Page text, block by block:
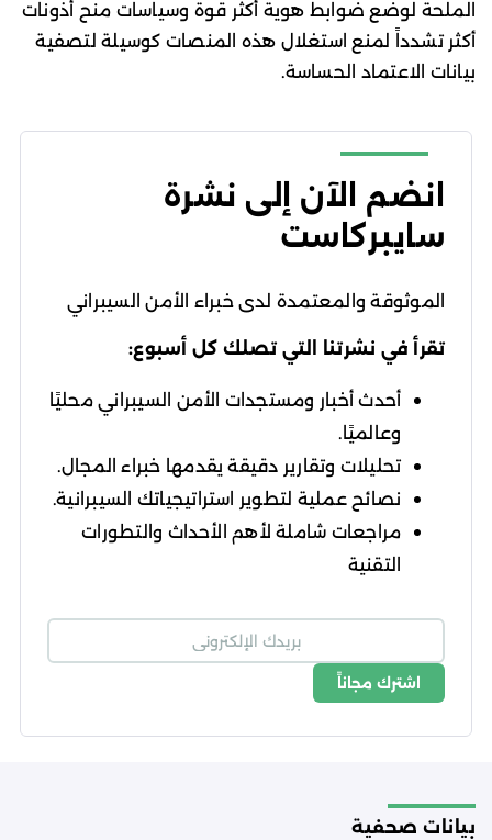
الملحة لوضع ضوابط هوية أكثر قوة وسياسات منح أذونات
أكثر تشدداً لمنع استغلال هذه المنصات كوسيلة لتصفية
بيانات الاعتماد الحساسة.
انضم الآن إلى نشرة
سايبركاست
الموثوقة والمعتمدة لدى خبراء الأمن السيبراني
تقرأ في نشرتنا التي تصلك كل أسبوع:
أحدث أخبار ومستجدات الأمن السيبراني محليًا
وعالميًا.
تحليلات وتقارير دقيقة يقدمها خبراء المجال.
نصائح عملية لتطوير استراتيجياتك السيبرانية.
مراجعات شاملة لأهم الأحداث والتطورات
التقنية
اشترك مجاناً
بيانات صحفية